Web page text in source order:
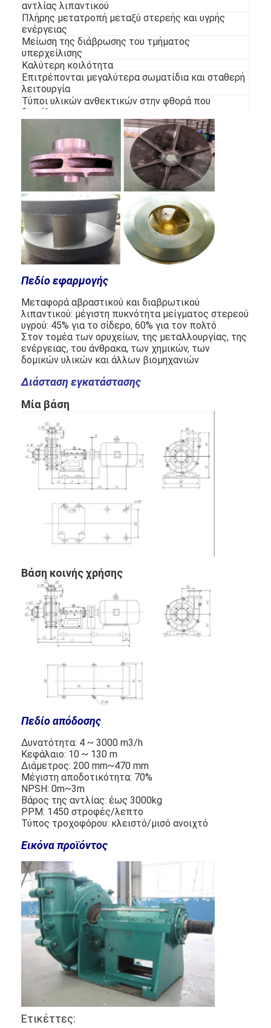
Εμφάνιση VR
Σχετικά με εμάς
εργοστάσιο Περιήγηση
Ποιοτικός έλεγχος
Επικοινωνήστε μαζί μας
Ειδήσεις
Όλες οι περιπτώσεις
Blog
συνομιλία τώρα
Ecer
Οριζόντια αντλία πηλού
Κάθετη αντλία πηλού
Φυγοκεντρική αντλία πηλού
Βαρέων καθηκόντων αντλία πηλού
αντλία θερμότητας πηγής νερού
Αντλία θερμότητας Hydronic
αντλία θερμότητας πισινών
υψηλής θερμοκρασίας αντλία θερμότητας
κάθετη φυγοκεντρική αντλία
οριζόντια φυγοκεντρική αντλία
Μέρη αντλιών πηλού
αντλίας λιπαντικού
Πλήρης μετατροπή μεταξύ στερεής και υγρής
ενέργειας
Μείωση της διάβρωσης του τμήματος
υπερχείλισης
Καλύτερη κοιλότητα
Επιτρέπονται μεγαλύτερα σωματίδια και σταθερή
λειτουργία
Τύποι υλικών ανθεκτικών στην φθορά που
διατίθενται
Πεδίο εφαρμογής
Μεταφορά αβραστικού και διαβρωτικού
λιπαντικού: μέγιστη πυκνότητα μείγματος στερεού
υγρού: 45% για το σίδερο, 60% για τον πολτό
Στον τομέα των ορυχείων, της μεταλλουργίας, της
ενέργειας, του άνθρακα, των χημικών, των
δομικών υλικών και άλλων βιομηχανιών
Διάσταση εγκατάστασης
Μία βάση
Βάση κοινής χρήσης
Πεδίο απόδοσης
Δυνατότητα: 4 ~ 3000 m3/h
Κεφάλαιο: 10 ~ 130 m
Διάμετρος: 200 mm~470 mm
Μέγιστη αποδοτικότητα: 70%
NPSH: 0m~3m
Βάρος της αντλίας: έως 3000kg
ΡΡΜ: 1450 στροφές/λεπτο
Τύπος τροχοφόρου: κλειστό/μισό ανοιχτό
Εικόνα προϊόντος
Ετικέττες: